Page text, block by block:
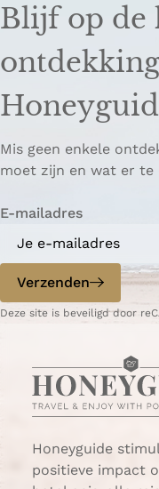
l
e
e
a
g
n
p
W
h
s
A
p
l
e
e
p
a
g
p
e
-
i
l
o
p
i
r
e
Blijf op de
Mis geen enkele
moet zijn en wat er te
E-mailadres
Verzenden
Deze site is beveiligd door
Honeyguide
positieve impact